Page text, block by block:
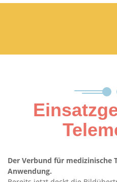
Der Verbund für medizinische
Anwendung.